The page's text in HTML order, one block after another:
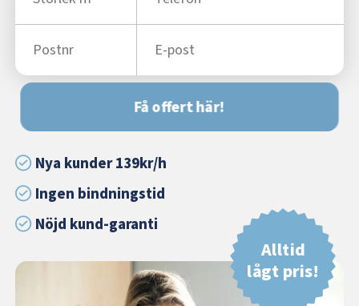
Få offert här!
Nya kunder 139kr/h
Ingen bindningstid
Nöjd kund-garanti
Alltid
lågt pris!